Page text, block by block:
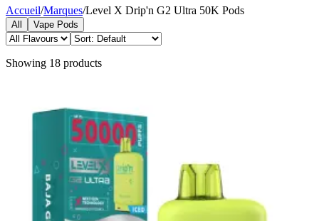
Accueil/Marques/Level X Drip'n G2 Ultra 50K Pods
All Vape Pods
Showing 18 products